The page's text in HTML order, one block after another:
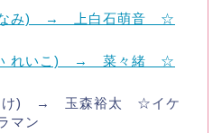
なみ) → 上白石萌音 ☆
い れいこ) → 菜々緒 ☆
け) → 玉森裕太 ☆イケ
マン